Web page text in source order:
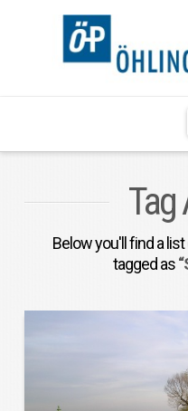
Tag
Below you'll find a
tagged as